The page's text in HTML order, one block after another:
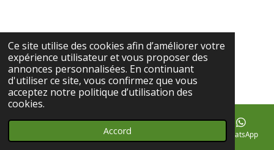
Ce site utilise des cookies afin d’améliorer votre
expérience utilisateur et vous proposer des
annonces personnalisées. En continuant
d'utiliser ce site, vous confirmez que vous
acceptez notre politique d’utilisation des
cookies.
AccordCarte WhatsApp